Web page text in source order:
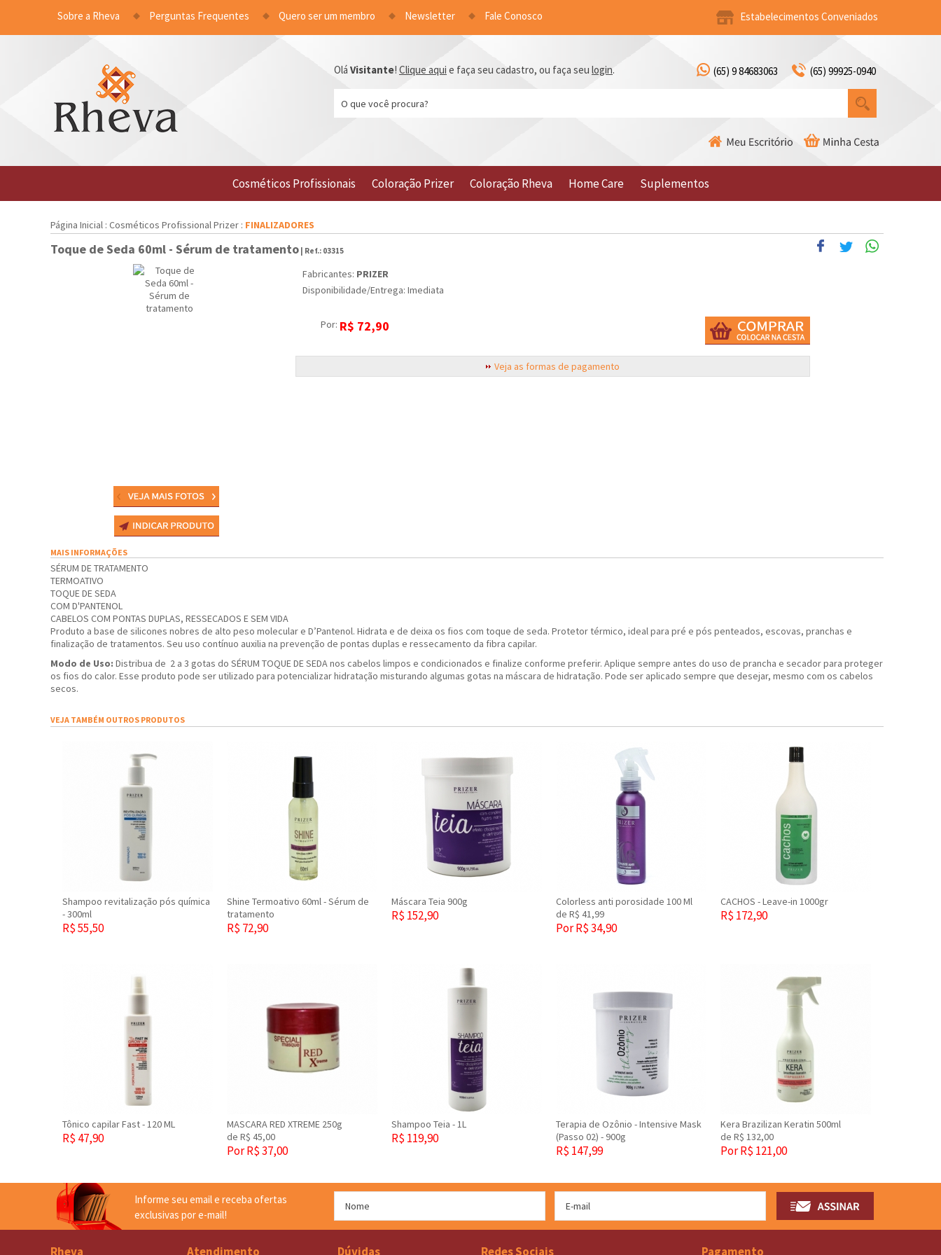
Sobre a Rheva Perguntas Frequentes Quero ser um membro Newsletter Fale Conosco Estabelecimentos Conveniados
Olá Visitante! Clique aqui e faça seu cadastro, ou faça seu login. (65) 9 84683063 (65) 99925-0940
Cosméticos Profissionais Coloração Prizer Coloração Rheva Home Care Suplementos
Página Inicial : Cosméticos Profissional Prizer : FINALIZADORES
Toque de Seda 60ml - Sérum de tratamento | Ref.: 03315
Fabricantes: PRIZER
Disponibilidade/Entrega: Imediata
Por: R$ 72,90
Veja as formas de pagamento
MAIS INFORMAÇÕES
SÉRUM DE TRATAMENTO
TERMOATIVO
TOQUE DE SEDA
COM D'PANTENOL
CABELOS COM PONTAS DUPLAS, RESSECADOS E SEM VIDA
Produto a base de silicones nobres de alto peso molecular e D’Pantenol. Hidrata e de deixa os fios com toque de seda. Protetor térmico, ideal para pré e pós penteados, escovas, pranchas e
finalização de tratamentos. Seu uso contínuo auxilia na prevenção de pontas duplas e ressecamento da fibra capilar.
Modo de Uso: Distribua de 2 a 3 gotas do SÉRUM TOQUE DE SEDA nos cabelos limpos e condicionados e finalize conforme preferir. Aplique sempre antes do uso de prancha e secador para proteger
os fios do calor. Esse produto pode ser utilizado para potencializar hidratação misturando algumas gotas na máscara de hidratação. Pode ser aplicado sempre que desejar, mesmo com os cabelos
secos.
VEJA TAMBÉM OUTROS PRODUTOS
Shampoo revitalização pós química
- 300ml
R$ 55,50
Shine Termoativo 60ml - Sérum de
tratamento
R$ 72,90
Máscara Teia 900g
R$ 152,90
Colorless anti porosidade 100 Ml
de R$ 41,99
Por R$ 34,90
CACHOS - Leave-in 1000gr
R$ 172,90
Tônico capilar Fast - 120 ML
R$ 47,90
MASCARA RED XTREME 250g
de R$ 45,00
Por R$ 37,00
Shampoo Teia - 1L
R$ 119,90
Terapia de Ozônio - Intensive Mask
(Passo 02) - 900g
R$ 147,99
Kera Brazilizan Keratin 500ml
de R$ 132,00
Por R$ 121,00
Informe seu email e receba ofertas
exclusivas por e-mail!
Rheva Atendimento Dúvidas Redes Sociais Pagamento